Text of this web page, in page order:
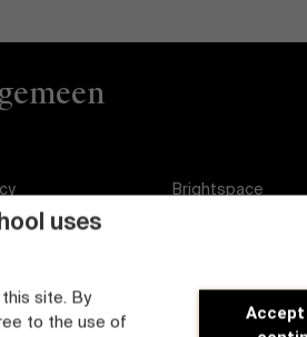
uses
site. By
to the use of
Accept
Brightspace
Diversiteits- en
Inclusieplan